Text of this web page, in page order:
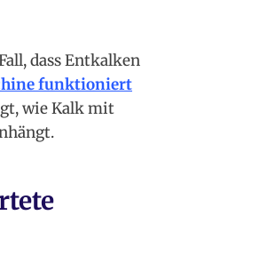
dass Entkalken
funktioniert
wie Kalk mit